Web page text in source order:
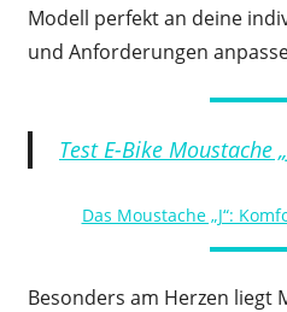
Modell perfekt an deine
und Anforderungen
Test E-Bike Moustache
Das Moustache „J“:
Besonders am Herzen liegt